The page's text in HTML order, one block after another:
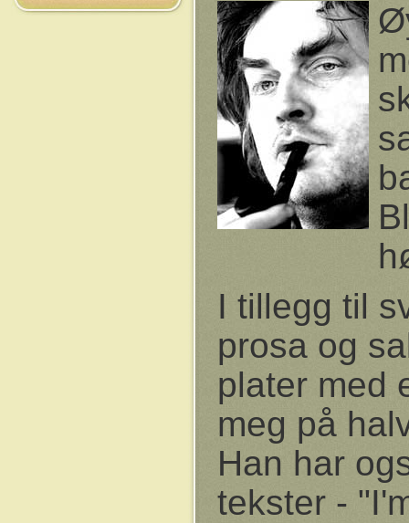
I tillegg til
prosa og
plater med
meg på
Han har
tekster -